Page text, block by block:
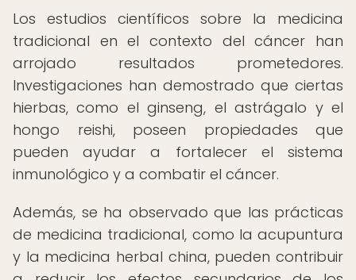
Los estudios científicos sobre la medicina
tradicional en el contexto del cáncer han
arrojado resultados prometedores.
Investigaciones han demostrado que ciertas
hierbas, como el ginseng, el astrágalo y el
hongo reishi, poseen propiedades que
pueden ayudar a fortalecer el sistema
inmunológico y a combatir el cáncer.
Además, se ha observado que las prácticas
de medicina tradicional, como la acupuntura
y la medicina herbal china, pueden contribuir